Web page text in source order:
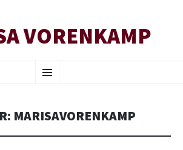
VORENKAMP
Menu
NAAR
MARISAVORENKAMP